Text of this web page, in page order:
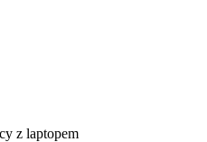
z laptopem